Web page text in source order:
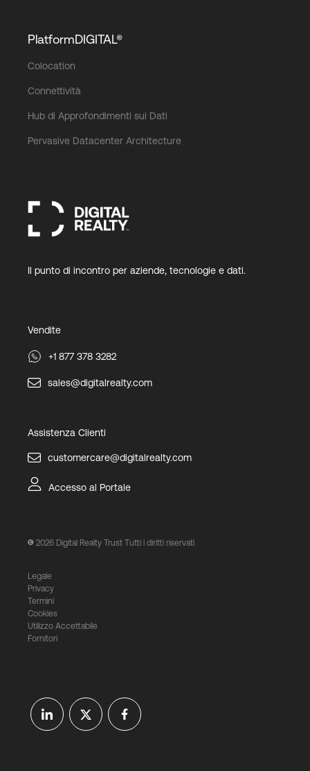
PlatformDIGITAL®
Colocation
Connettività
Hub di Approfondimenti sui Dati
Pervasive Datacenter Architecture
Il punto di incontro per aziende, tecnologie e dati.
Vendite
+1 877 378 3282
sales@digitalrealty.com
Assistenza Clienti
customercare@digitalrealty.com
Accesso al Portale
2026 Digital Realty Trust Tutti i diritti riservati
Legale
Privacy
Termini
Cookies
Utilizzo Accettabile
Fornitori